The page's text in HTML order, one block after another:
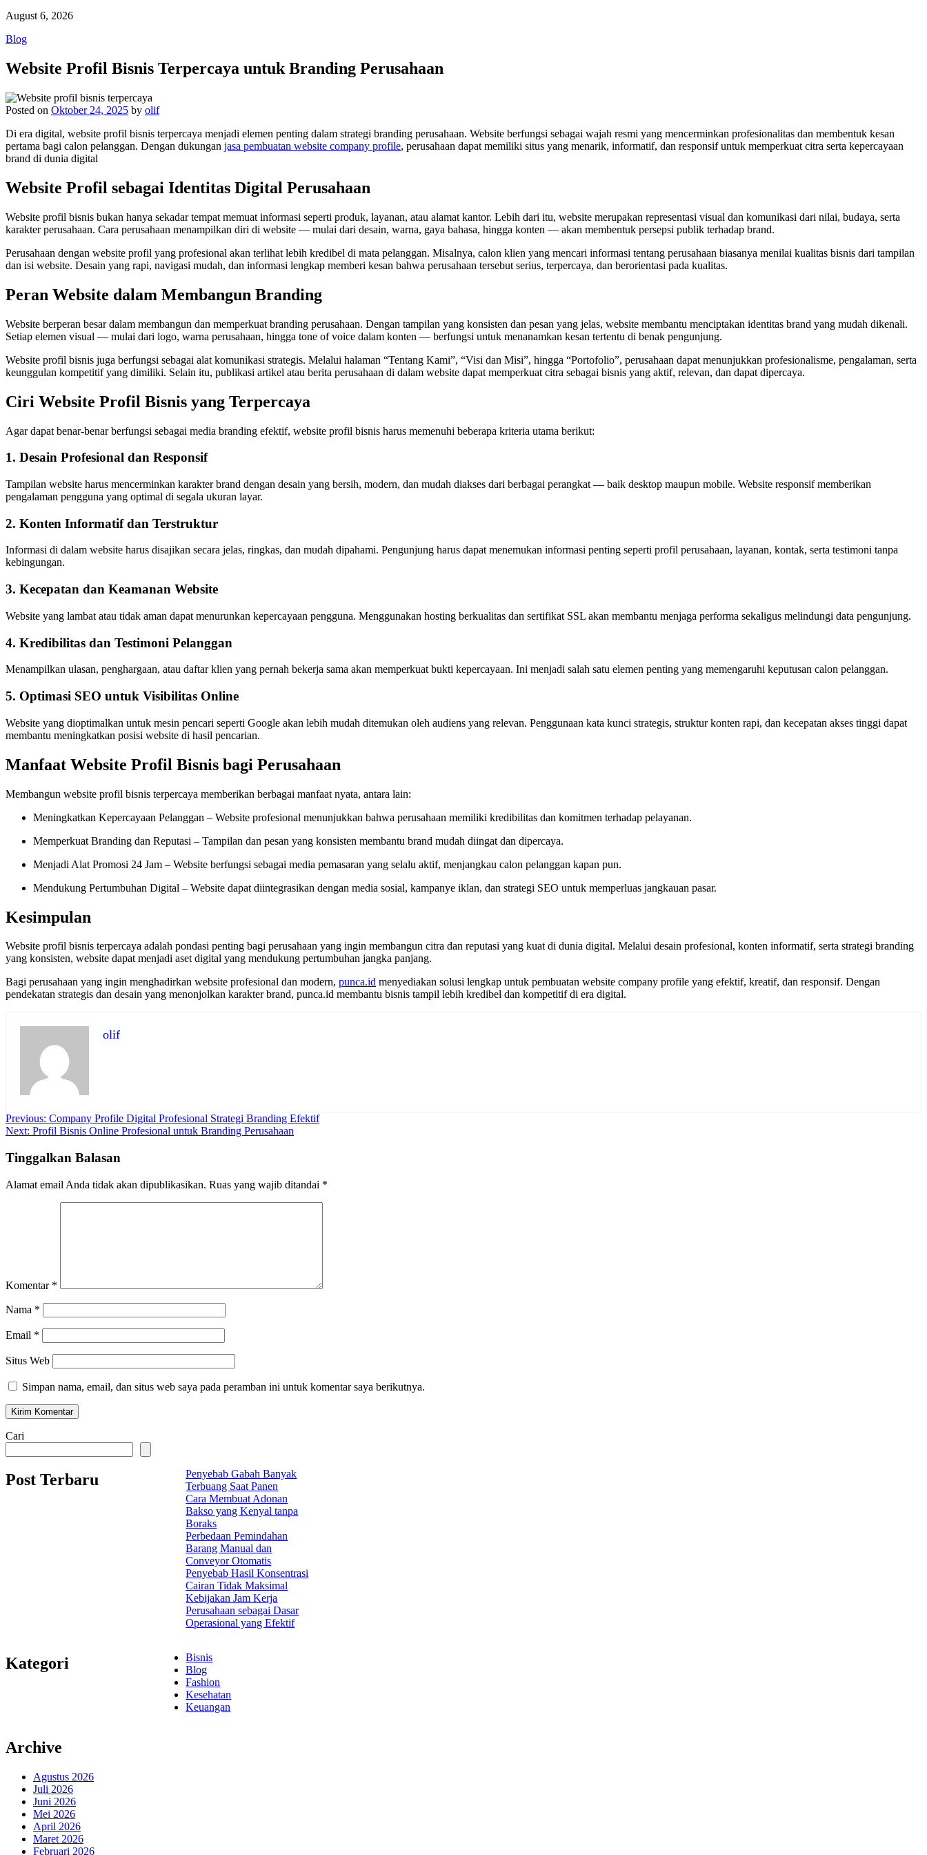
August 6, 2026
Blog
Website Profil Bisnis Terpercaya untuk Branding Perusahaan
Posted on Oktober 24, 2025 by olif
Di era digital, website profil bisnis terpercaya menjadi elemen penting dalam strategi branding perusahaan. Website berfungsi sebagai wajah resmi yang mencerminkan profesionalitas dan membentuk kesan
pertama bagi calon pelanggan. Dengan dukungan jasa pembuatan website company profile, perusahaan dapat memiliki situs yang menarik, informatif, dan responsif untuk memperkuat citra serta kepercayaan
brand di dunia digital
Website Profil sebagai Identitas Digital Perusahaan
Website profil bisnis bukan hanya sekadar tempat memuat informasi seperti produk, layanan, atau alamat kantor. Lebih dari itu, website merupakan representasi visual dan komunikasi dari nilai, budaya, serta
karakter perusahaan. Cara perusahaan menampilkan diri di website — mulai dari desain, warna, gaya bahasa, hingga konten — akan membentuk persepsi publik terhadap brand.
Perusahaan dengan website profil yang profesional akan terlihat lebih kredibel di mata pelanggan. Misalnya, calon klien yang mencari informasi tentang perusahaan biasanya menilai kualitas bisnis dari tampilan
dan isi website. Desain yang rapi, navigasi mudah, dan informasi lengkap memberi kesan bahwa perusahaan tersebut serius, terpercaya, dan berorientasi pada kualitas.
Peran Website dalam Membangun Branding
Website berperan besar dalam membangun dan memperkuat branding perusahaan. Dengan tampilan yang konsisten dan pesan yang jelas, website membantu menciptakan identitas brand yang mudah dikenali.
Setiap elemen visual — mulai dari logo, warna perusahaan, hingga tone of voice dalam konten — berfungsi untuk menanamkan kesan tertentu di benak pengunjung.
Website profil bisnis juga berfungsi sebagai alat komunikasi strategis. Melalui halaman “Tentang Kami”, “Visi dan Misi”, hingga “Portofolio”, perusahaan dapat menunjukkan profesionalisme, pengalaman, serta
keunggulan kompetitif yang dimiliki. Selain itu, publikasi artikel atau berita perusahaan di dalam website dapat memperkuat citra sebagai bisnis yang aktif, relevan, dan dapat dipercaya.
Ciri Website Profil Bisnis yang Terpercaya
Agar dapat benar-benar berfungsi sebagai media branding efektif, website profil bisnis harus memenuhi beberapa kriteria utama berikut:
1. Desain Profesional dan Responsif
Tampilan website harus mencerminkan karakter brand dengan desain yang bersih, modern, dan mudah diakses dari berbagai perangkat — baik desktop maupun mobile. Website responsif memberikan
pengalaman pengguna yang optimal di segala ukuran layar.
2. Konten Informatif dan Terstruktur
Informasi di dalam website harus disajikan secara jelas, ringkas, dan mudah dipahami. Pengunjung harus dapat menemukan informasi penting seperti profil perusahaan, layanan, kontak, serta testimoni tanpa
kebingungan.
3. Kecepatan dan Keamanan Website
Website yang lambat atau tidak aman dapat menurunkan kepercayaan pengguna. Menggunakan hosting berkualitas dan sertifikat SSL akan membantu menjaga performa sekaligus melindungi data pengunjung.
4. Kredibilitas dan Testimoni Pelanggan
Menampilkan ulasan, penghargaan, atau daftar klien yang pernah bekerja sama akan memperkuat bukti kepercayaan. Ini menjadi salah satu elemen penting yang memengaruhi keputusan calon pelanggan.
5. Optimasi SEO untuk Visibilitas Online
Website yang dioptimalkan untuk mesin pencari seperti Google akan lebih mudah ditemukan oleh audiens yang relevan. Penggunaan kata kunci strategis, struktur konten rapi, dan kecepatan akses tinggi dapat
membantu meningkatkan posisi website di hasil pencarian.
Manfaat Website Profil Bisnis bagi Perusahaan
Membangun website profil bisnis terpercaya memberikan berbagai manfaat nyata, antara lain:
Meningkatkan Kepercayaan Pelanggan – Website profesional menunjukkan bahwa perusahaan memiliki kredibilitas dan komitmen terhadap pelayanan.
Memperkuat Branding dan Reputasi – Tampilan dan pesan yang konsisten membantu brand mudah diingat dan dipercaya.
Menjadi Alat Promosi 24 Jam – Website berfungsi sebagai media pemasaran yang selalu aktif, menjangkau calon pelanggan kapan pun.
Mendukung Pertumbuhan Digital – Website dapat diintegrasikan dengan media sosial, kampanye iklan, dan strategi SEO untuk memperluas jangkauan pasar.
Kesimpulan
Website profil bisnis terpercaya adalah pondasi penting bagi perusahaan yang ingin membangun citra dan reputasi yang kuat di dunia digital. Melalui desain profesional, konten informatif, serta strategi branding
yang konsisten, website dapat menjadi aset digital yang mendukung pertumbuhan jangka panjang.
Bagi perusahaan yang ingin menghadirkan website profesional dan modern, punca.id menyediakan solusi lengkap untuk pembuatan website company profile yang efektif, kreatif, dan responsif. Dengan
pendekatan strategis dan desain yang menonjolkan karakter brand, punca.id membantu bisnis tampil lebih kredibel dan kompetitif di era digital.
olif
Navigasi
pos
Previous: Company Profile Digital Profesional Strategi Branding Efektif
Next: Profil Bisnis Online Profesional untuk Branding Perusahaan
Tinggalkan Balasan
Alamat email Anda tidak akan dipublikasikan. Ruas yang wajib ditandai *
Komentar *
Nama *
Email *
Situs Web
Simpan nama, email, dan situs web saya pada peramban ini untuk komentar saya berikutnya.
Cari
Post Terbaru
Penyebab Gabah Banyak
Terbuang Saat Panen
Cara Membuat Adonan
Bakso yang Kenyal tanpa
Boraks
Perbedaan Pemindahan
Barang Manual dan
Conveyor Otomatis
Penyebab Hasil Konsentrasi
Cairan Tidak Maksimal
Kebijakan Jam Kerja
Perusahaan sebagai Dasar
Operasional yang Efektif
Kategori
Bisnis
Blog
Fashion
Kesehatan
Keuangan
Archive
Agustus 2026
Juli 2026
Juni 2026
Mei 2026
April 2026
Maret 2026
Februari 2026